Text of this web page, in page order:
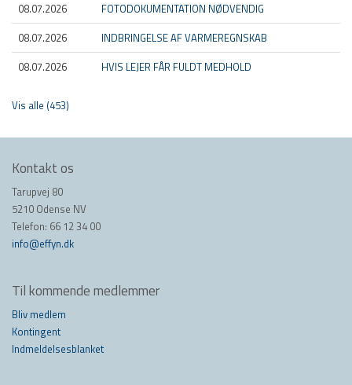
08.07.2026
FOTODOKUMENTATION NØDVENDIG
08.07.2026
INDBRINGELSE AF VARMEREGNSKAB
08.07.2026
HVIS LEJER FÅR FULDT MEDHOLD
Vis alle (453)
Kontakt os
Tarupvej 80
5210 Odense NV
Telefon: 66 12 34 00
info@effyn.dk
Til kommende medlemmer
Bliv medlem
Kontingent
Indmeldelsesblanket